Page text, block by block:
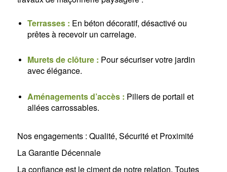
Terrasses : En béton décoratif, désactivé ou
prêtes à recevoir un carrelage.
Murets de clôture : Pour sécuriser votre jardin
avec élégance.
Aménagements d’accès : Piliers de portail et
allées carrossables.
Nos engagements : Qualité, Sécurité et Proximité
La Garantie Décennale
La confiance est le ciment de notre relation. Toutes